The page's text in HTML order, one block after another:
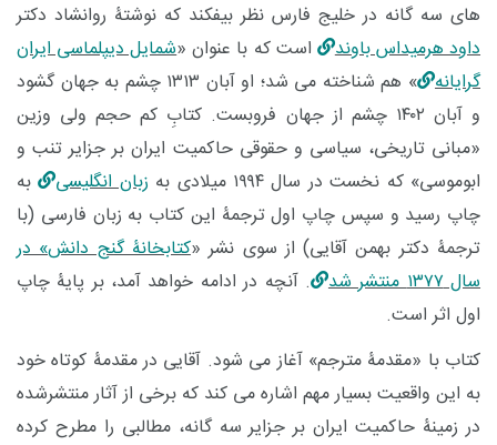
های سه گانه در خلیج فارس نظر بیفکند که نوشتۀ روانشاد دکتر
داود هرمیداس باوند
است که با عنوان «شمایل دیپلماسی ایران
گرایانه
» هم شناخته می شد؛ او آبان ۱۳۱۳ چشم به جهان گشود
و آبان ۱۴۰۲ چشم از جهان فروبست. کتابِ کم حجم ولی وزین
«مبانی تاریخی، سیاسی و حقوقی حاکمیت ایران بر جزایر تنب و
ابوموسی» که نخست در سال ۱۹۹۴ میلادی به
زبان انگلیسی
به
چاپ رسید و سپس چاپ اول ترجمۀ این کتاب به زبان فارسی (با
ترجمۀ دکتر بهمن آقایی) از سوی نشر «کتابخانۀ گنج دانش» در
سال ۱۳۷۷ منتشر شد
. آنچه در ادامه خواهد آمد، بر پایۀ چاپ
اول اثر است.
کتاب با «مقدمۀ مترجم» آغاز می شود. آقایی در مقدمۀ کوتاه خود
به این واقعیت بسیار مهم اشاره می کند که برخی از آثار منتشرشده
در زمینۀ حاکمیت ایران بر جزایر سه گانه، مطالبی را مطرح کرده